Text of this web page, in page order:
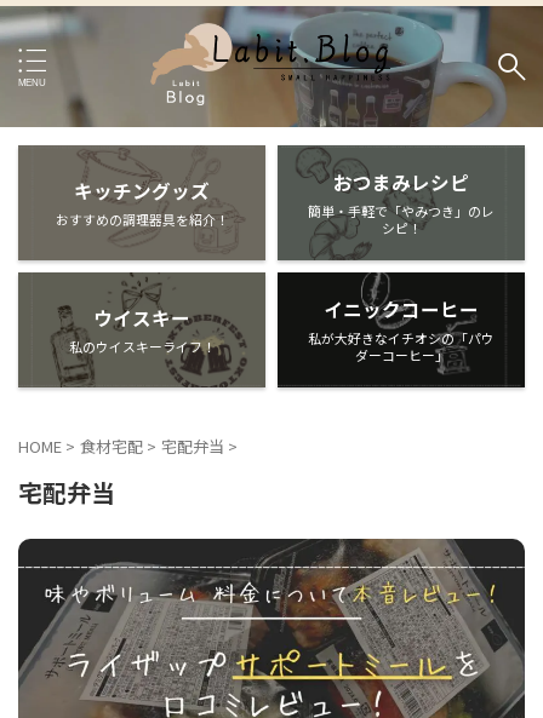
キッチングッズ
おすすめの調理器具を紹介！
おつまみレシピ
簡単・手軽で「やみつき」のレ
シピ！
ウイスキー
私のウイスキーライフ！
イニックコーヒー
私が大好きなイチオシの「パウ
ダーコーヒー」
HOME > 食材宅配 > 宅配弁当 >
宅配弁当